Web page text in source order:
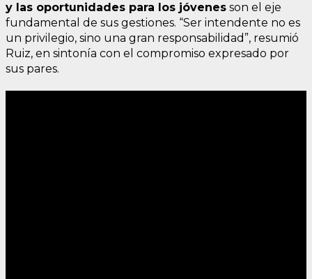
y las oportunidades para los jóvenes son el eje
fundamental de sus gestiones. “Ser intendente no es
un privilegio, sino una gran responsabilidad”, resumió
Ruiz, en sintonía con el compromiso expresado por
sus pares.